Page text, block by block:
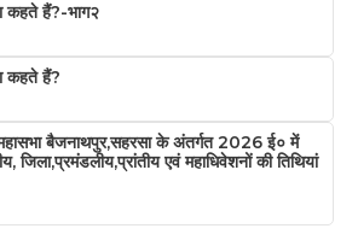
कहते हैं?-भाग२
कहते हैं?
बैजनाथपुर,सहरसा के अंतर्गत 2026 ई० में
एवं महाधिवेशनों की तिथियां